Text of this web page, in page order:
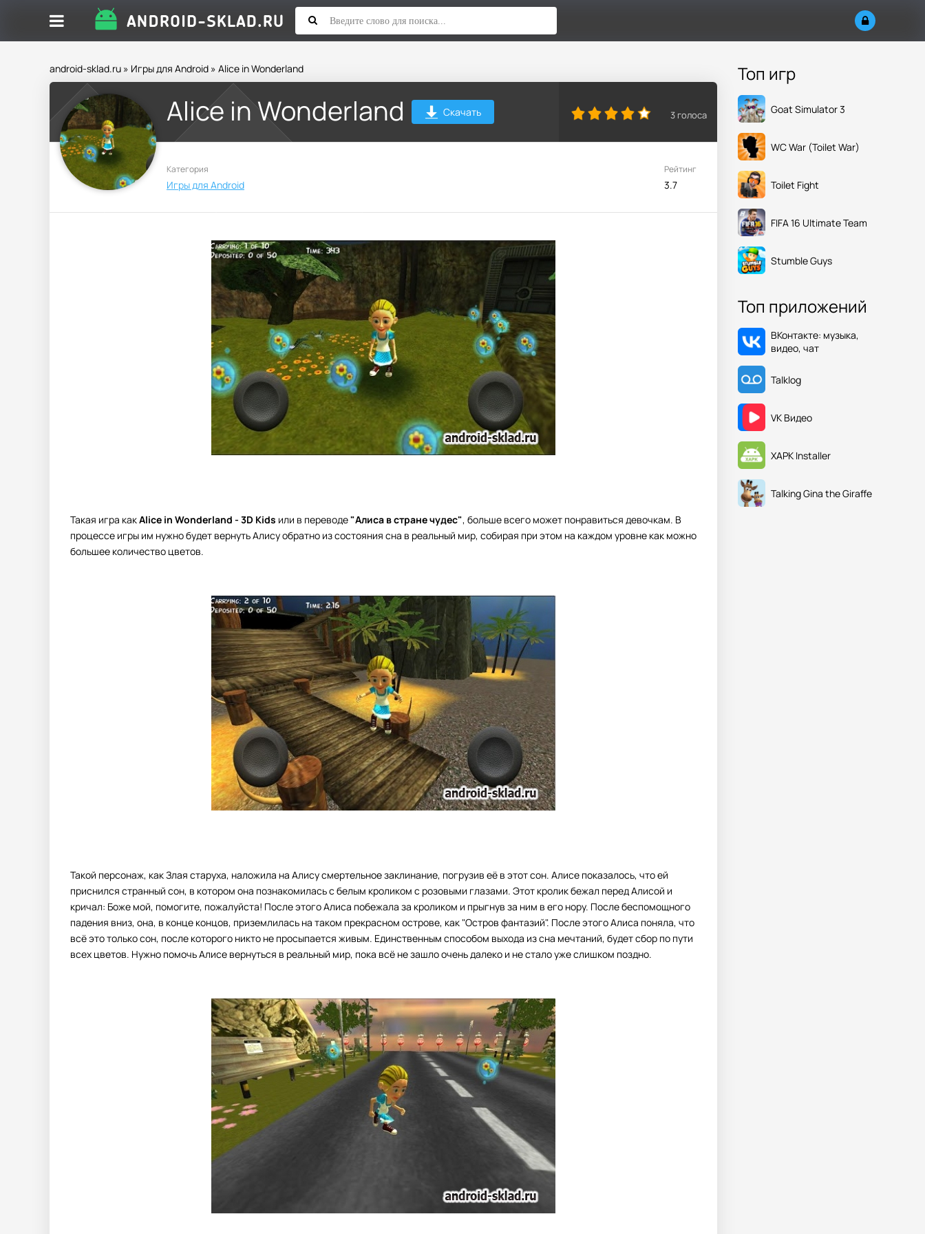
android-sklad.ru » Игры для Android » Alice in Wonderland
Alice in Wonderland Скачать 3 голоса
Категория
Игры для Android
Рейтинг
3.7
Такая игра какAlice in Wonderland - 3D Kids или в переводе"Алиса в стране чудес", больше всего может понравиться девочкам. В
процессе игры им нужно будет вернуть Алису обратно из состояния сна в реальный мир, собирая при этом на каждом уровне как можно
большее количество цветов.
Такой персонаж, как Злая старуха, наложила на Алису смертельное заклинание, погрузив её в этот сон. Алисе показалось, что ей
приснился странный сон, в котором она познакомилась с белым кроликом с розовыми глазами. Этот кролик бежал перед Алисой и
кричал: Боже мой, помогите, пожалуйста! После этого Алиса побежала за кроликом и прыгнув за ним в его нору. После беспомощного
падения вниз, она, в конце концов, приземлилась на таком прекрасном острове, как "Остров фантазий". После этого Алиса поняла, что
всё это только сон, после которого никто не просыпается живым. Единственным способом выхода из сна мечтаний, будет сбор по пути
всех цветов. Нужно помочь Алисе вернуться в реальный мир, пока всё не зашло очень далеко и не стало уже слишком поздно.
Топ игр
Goat Simulator 3
WC War (Toilet War)
Toilet Fight
FIFA 16 Ultimate Team
Stumble Guys
Топ приложений
ВКонтакте: музыка,
видео, чат
Talklog
VK Видео
XAPK Installer
Talking Gina the Giraffe